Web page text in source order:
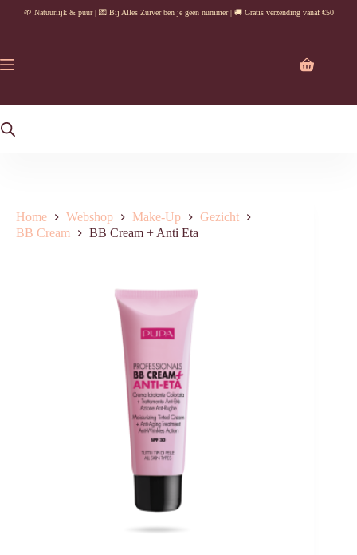
🌱 Natuurlijk & puur | 💌 Bij Alles Zuiver ben je geen nummer | 🚚 Gratis verzending vanaf €50
Home Webshop Make-Up
Gezicht
BB Cream
BB Cream + Anti Eta